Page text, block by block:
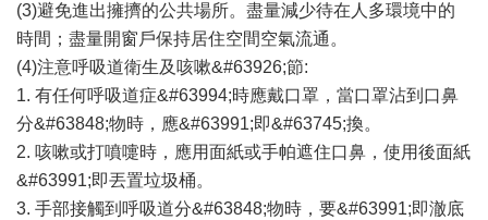
(3)避免進出擁擠的公共場所。盡量減少待在人多環境中的
時間；盡量開窗戶保持居住空間空氣流通。
(4)注意呼吸道衛生及咳嗽&#63926;節:
1. 有任何呼吸道症&#63994;時應戴口罩，當口罩沾到口鼻
分&#63848;物時，應&#63991;即&#63745;換。
2. 咳嗽或打噴嚏時，應用面紙或手帕遮住口鼻，使用後面紙
&#63991;即丟置垃圾桶。
3. 手部接觸到呼吸道分&#63848;物時，要&#63991;即澈底